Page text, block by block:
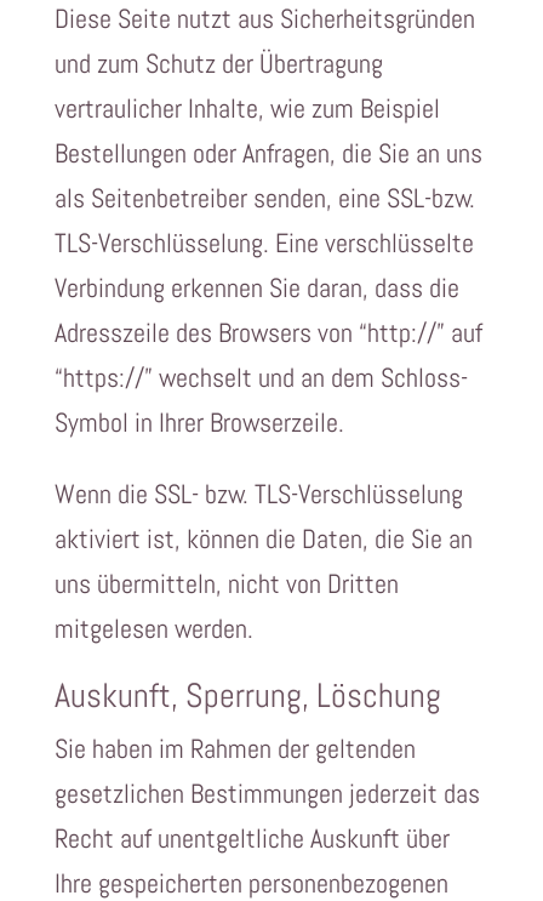
Diese Seite nutzt aus Sicherheitsgründen
und zum Schutz der Übertragung
vertraulicher Inhalte, wie zum Beispiel
Bestellungen oder Anfragen, die Sie an uns
als Seitenbetreiber senden, eine SSL-bzw.
TLS-Verschlüsselung. Eine verschlüsselte
Verbindung erkennen Sie daran, dass die
Adresszeile des Browsers von “http://” auf
“https://” wechselt und an dem Schloss-
Symbol in Ihrer Browserzeile.
Wenn die SSL- bzw. TLS-Verschlüsselung
aktiviert ist, können die Daten, die Sie an
uns übermitteln, nicht von Dritten
mitgelesen werden.
Auskunft, Sperrung, Löschung
Sie haben im Rahmen der geltenden
gesetzlichen Bestimmungen jederzeit das
Recht auf unentgeltliche Auskunft über
Ihre gespeicherten personenbezogenen